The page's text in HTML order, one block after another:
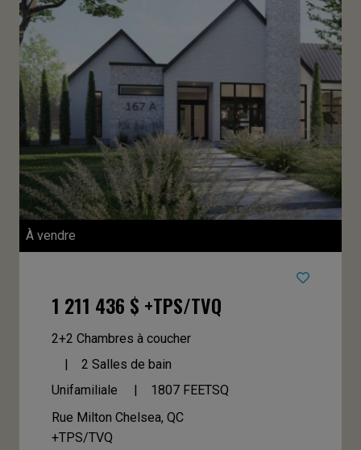
À vendre
1 211 436 $ +TPS/TVQ
2+2 Chambres à coucher
2 Salles de bain
Unifamiliale
1807 FEETSQ
Rue Milton Chelsea, QC
+TPS/TVQ